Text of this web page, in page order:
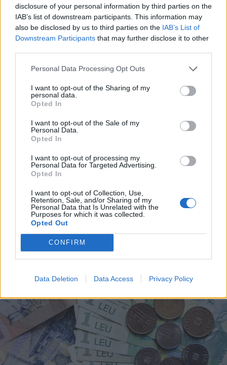
disclosure of your personal information by third parties on the
IAB’s list of downstream participants. This information may
also be disclosed by us to third parties on the IAB’s List of
Downstream Participants that may further disclose it to other
Personal Data Processing Opt Outs
I want to opt-out of the Sharing of my
personal data.
Opted In
I want to opt-out of the Sale of my
Personal Data.
Opted In
I want to opt-out of processing my
Personal Data for Targeted Advertising.
Opted In
I want to opt-out of Collection, Use,
Retention, Sale, and/or Sharing of my
Personal Data that Is Unrelated with the
Purposes for which it was collected.
Opted Out
CONFIRM
Data Deletion Data Access Privacy Policy
2026. augusztus 08., szombat
Újabb hitelminősítő „kegyelmezett
meg” Romániának